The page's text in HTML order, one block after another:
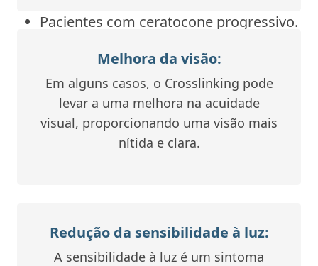
Pacientes com ceratocone progressivo.
Visão instável que interfere nas
atividades diárias.
Melhora da visão:
Em alguns casos, o Crosslinking pode
levar a uma melhora na acuidade
visual, proporcionando uma visão mais
nítida e clara.
Redução da sensibilidade à luz:
A sensibilidade à luz é um sintoma